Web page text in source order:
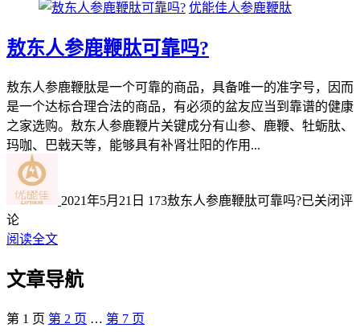
优能佳人参鹿鞭肽
敖东人参鹿鞭肽可靠吗?
敖东人参鹿鞭肽是一个可靠的商品，具备唯一的准字号，因而
是一个达标合理合法的商品，有必须的盆友应当到靠谱的健康
之家选购。敖东人参鹿鞭片关键成分有山参、鹿鞭、牡蛎肽、
玛咖、巴戟天等，能够具有补肾壮阳的作用...
2021年5月21日 173敖东人参鹿鞭肽可靠吗?已关闭评
论
阅读全文
文章导航
第 1 页 第 2 页 … 第 7 页